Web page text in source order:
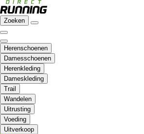
Zoeken
Herenschoenen
Damesschoenen
Herenkleding
Dameskleding
Trail
Wandelen
Uitrusting
Voeding
Uitverkoop